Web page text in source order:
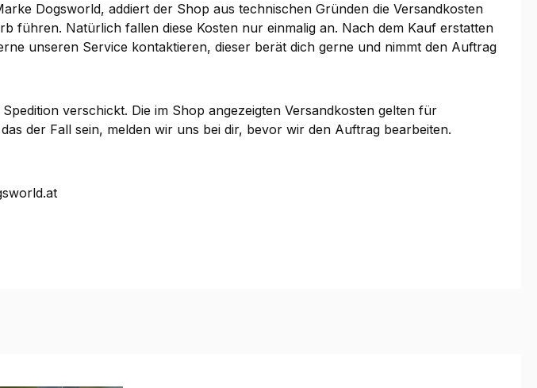
Dogsworld, addiert der Shop aus technischen Gründen die Versandkosten
führen. Natürlich fallen diese Kosten nur einmalig an. Nach dem Kauf erstatten
unseren Service kontaktieren, dieser berät dich gerne und nimmt den Auftrag
verschickt. Die im Shop angezeigten Versandkosten gelten für
der Fall sein, melden wir uns bei dir, bevor wir den Auftrag bearbeiten.